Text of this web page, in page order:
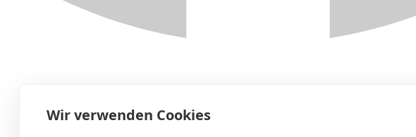
Wir verwenden Cookies